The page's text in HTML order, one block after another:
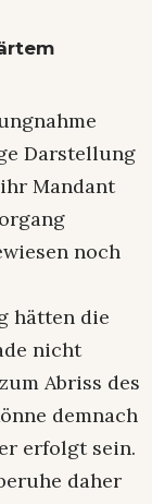
Darstellung
Mandant
noch
hätten die
nicht
Abriss des
demnach
erfolgt sein.
daher